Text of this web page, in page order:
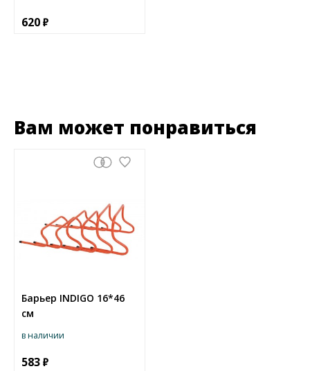
620
Вам может понравиться
Барьер INDIGO 16*46
см
в наличии
583